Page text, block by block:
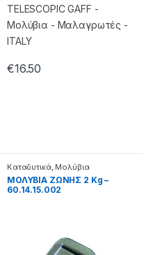
€16.50
Καταδυτικά, Μολύβια
ΜΟΛΥΒΙΑ ΖΩΝΗΣ 2 Kg –
60.14.15.002